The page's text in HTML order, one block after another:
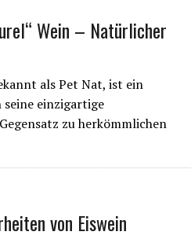
Wein – Natürlicher
als Pet Nat, ist ein
einzigartige
zu herkömmlichen
von Eiswein